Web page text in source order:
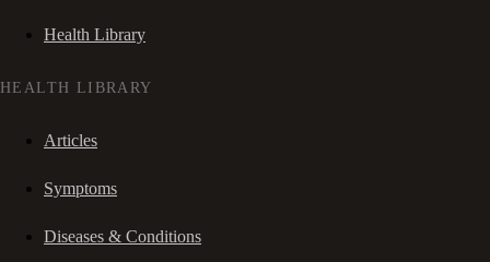
Health Library
HEALTH LIBRARY
Articles
Symptoms
Diseases & Conditions